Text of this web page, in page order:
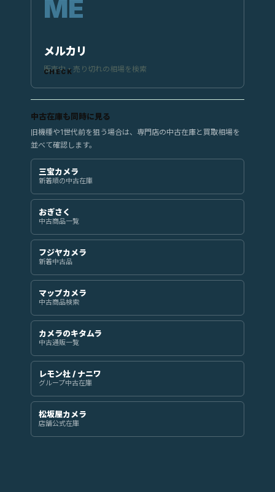
メルカリ
販売中・売り切れの相場を検索
中古在庫も同時に見る
旧機種や1世代前を狙う場合は、専門店の中古在庫と買取相場を
並べて確認します。
三宝カメラ
新着順の中古在庫
おぎさく
中古商品一覧
フジヤカメラ
新着中古品
マップカメラ
中古商品検索
カメラのキタムラ
中古通販一覧
レモン社 / ナニワ
グループ中古在庫
松坂屋カメラ
店舗公式在庫